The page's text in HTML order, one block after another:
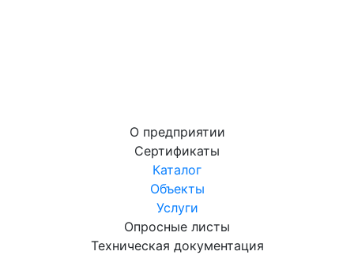
О предприятии
Сертификаты
Каталог
Объекты
Услуги
Опросные листы
Техническая документация